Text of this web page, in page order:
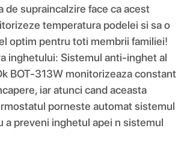
de supraincalzire face ca acest
temperatura podelei si sa o
optim pentru toti membrii familiei!
inghetului: Sistemul anti-inghet al
BOT-313W monitorizeaza constant
iar atunci cand aceasta
porneste automat sistemul
a preveni inghetul apei n sistemul